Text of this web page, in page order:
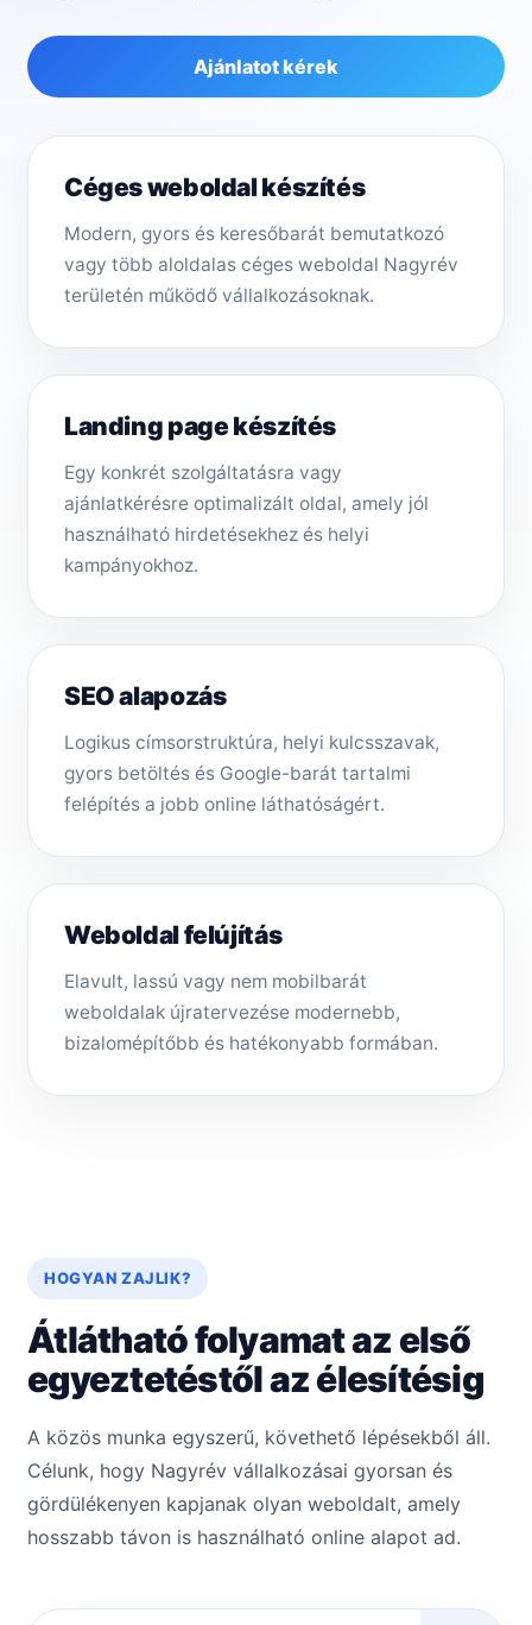
Ajánlatot kérek
Céges weboldal készítés
Modern, gyors és keresőbarát bemutatkozó
vagy több aloldalas céges weboldal Nagyrév
területén működő vállalkozásoknak.
Landing page készítés
Egy konkrét szolgáltatásra vagy
ajánlatkérésre optimalizált oldal, amely jól
használható hirdetésekhez és helyi
kampányokhoz.
SEO alapozás
Logikus címsorstruktúra, helyi kulcsszavak,
gyors betöltés és Google-barát tartalmi
felépítés a jobb online láthatóságért.
Weboldal felújítás
Elavult, lassú vagy nem mobilbarát
weboldalak újratervezése modernebb,
bizalomépítőbb és hatékonyabb formában.
HOGYAN ZAJLIK?
Átlátható folyamat az első
egyeztetéstől az élesítésig
A közös munka egyszerű, követhető lépésekből áll.
Célunk, hogy Nagyrév vállalkozásai gyorsan és
gördülékenyen kapjanak olyan weboldalt, amely
hosszabb távon is használható online alapot ad.